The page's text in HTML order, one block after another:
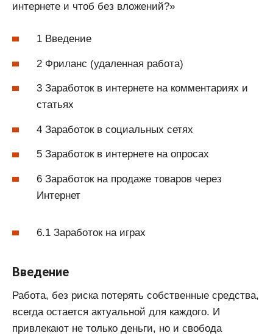
интернете и чтоб без вложений?»
1 Введение
2 Фриланс (удаленная работа)
3 Заработок в интернете на комментариях и
статьях
4 Заработок в социальных сетях
5 Заработок в интернете на опросах
6 Заработок на продаже товаров через
Интернет
6.1 Заработок на играх
Введение
Работа, без риска потерять собственные средства,
всегда остается актуальной для каждого. И
привлекают не только деньги, но и свобода